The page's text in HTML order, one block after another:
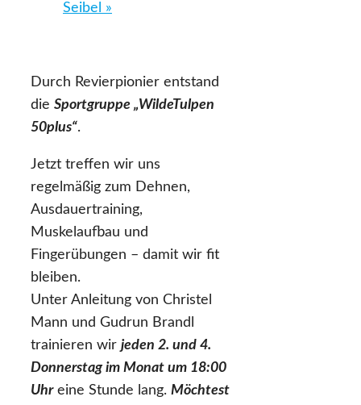
Seibel »
Durch Revierpionier entstand
die Sportgruppe „WildeTulpen
50plus“.
Jetzt treffen wir uns
regelmäßig zum Dehnen,
Ausdauertraining,
Muskelaufbau und
Fingerübungen – damit wir fit
bleiben.
Unter Anleitung von Christel
Mann und Gudrun Brandl
trainieren wir jeden 2. und 4.
Donnerstag im Monat um 18:00
Uhreine Stunde lang. Möchtest